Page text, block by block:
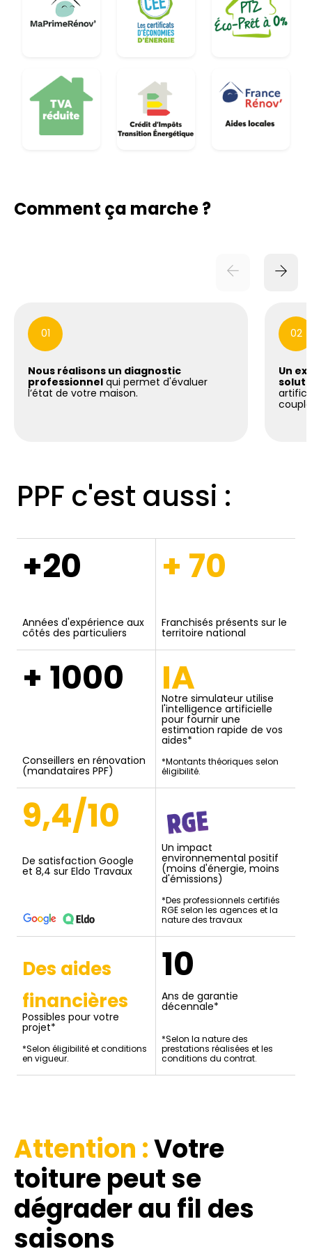
Comment ça marche ?
01
Nous réalisons un diagnostic
professionnel qui permet d'évaluer
l’état de votre maison.
02
Un
PPF c'est aussi :
+20
Années d'expérience aux
côtés des particuliers
+ 70
Franchisés présents sur le
territoire national
+ 1000
Conseillers en rénovation
(mandataires PPF)
IA
Notre simulateur utilise
l'intelligence artificielle
pour fournir une
estimation rapide de vos
aides*
*Montants théoriques selon
éligibilité.
9,4/10
De satisfaction Google
et 8,4 sur Eldo Travaux
Un impact
environnemental positif
(moins d'énergie, moins
d'émissions)
*Des professionnels certifiés
RGE selon les agences et la
nature des travaux
Des aides
financières
Possibles pour votre
projet*
*Selon éligibilité et conditions
en vigueur.
10
Ans de garantie
décennale*
*Selon la nature des
prestations réalisées et les
conditions du contrat.
Attention :Votre
toiturepeut se
dégrader au fil des
saisons